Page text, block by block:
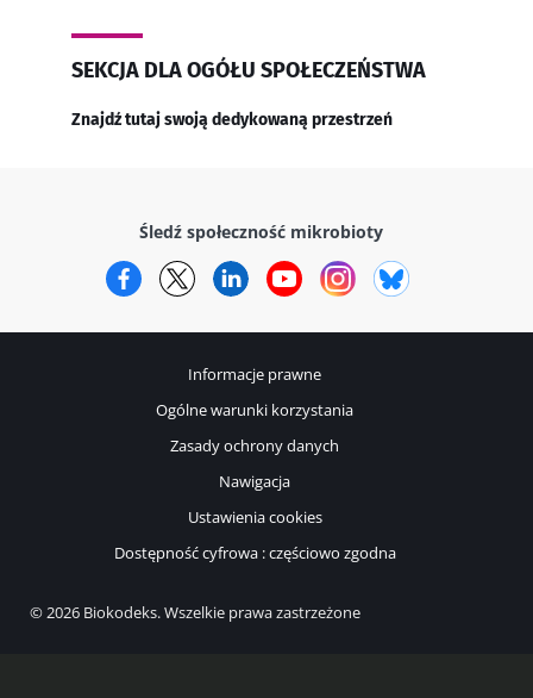
SEKCJA DLA OGÓŁU SPOŁECZEŃSTWA
Znajdź tutaj swoją dedykowaną przestrzeń
Śledź społeczność mikrobioty
FacebookTwitterLinkedInYouTubeInstagram
© 2026 Biokodeks. Wszelkie prawa zastrzeżone
Informacje prawne
Ogólne warunki korzystania
Zasady ochrony danych
Nawigacja
Ustawienia cookies
Dostępność cyfrowa : częściowo zgodna